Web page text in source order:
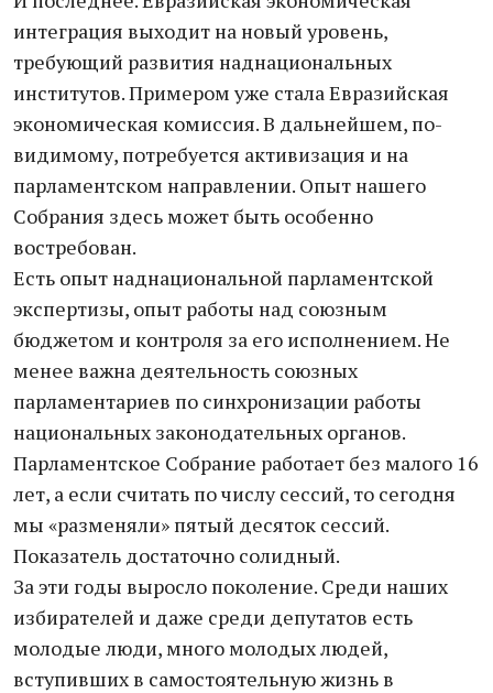
интеграция выходит на новый уровень,
требующий развития наднациональных
институтов. Примером уже стала Евразийская
экономическая комиссия. В дальнейшем, по-
видимому, потребуется активизация и на
парламентском направлении. Опыт нашего
Собрания здесь может быть особенно
востребован.
Есть опыт наднациональной парламентской
экспертизы, опыт работы над союзным
бюджетом и контроля за его исполнением. Не
менее важна деятельность союзных
парламентариев по синхронизации работы
национальных законодательных органов.
Парламентское Собрание работает без малого 16
лет, а если считать по числу сессий, то сегодня
мы «разменяли» пятый десяток сессий.
Показатель достаточно солидный.
За эти годы выросло поколение. Среди наших
избирателей и даже среди депутатов есть
молодые люди, много молодых людей,
вступивших в самостоятельную жизнь в